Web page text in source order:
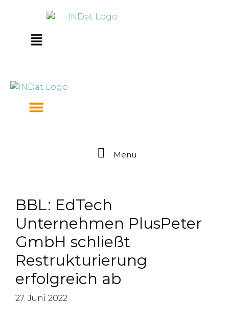
Main
Menü
BBL: EdTech
Unternehmen PlusPeter
GmbH schließt
Restrukturierung
erfolgreich ab
27. Juni 2022